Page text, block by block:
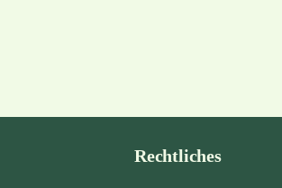
Rechtliches